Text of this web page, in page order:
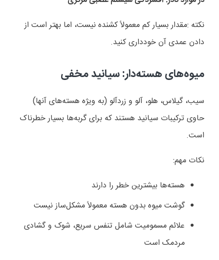
نکته :مقدار بسیار کم معمولاً کشنده نیست، اما بهتر است از
دادن عمدی آن خودداری کنید.
میوه‌های هسته‌دار: سیانید مخفی
سیب، گیلاس، هلو، آلو و زردآلو (به ویژه هسته‌های آنها)
حاوی ترکیبات سیانید هستند که برای گربه‌ها بسیار خطرناک
است.
نکات مهم:
هسته‌ها بیشترین خطر را دارند
گوشت میوه بدون هسته معمولاً مشکل‌ساز نیست
علائم مسمومیت شامل تنفس سریع، شوک و گشادی
مردمک است